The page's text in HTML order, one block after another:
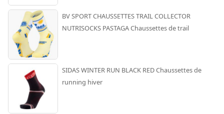
BV SPORT CHAUSSETTES TRAIL COLLECTOR
NUTRISOCKS PASTAGA Chaussettes de trail
SIDAS WINTER RUN BLACK RED Chaussettes de
running hiver